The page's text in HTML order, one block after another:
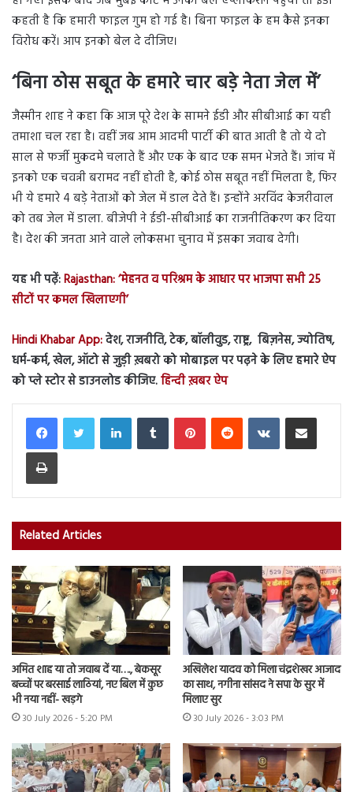
कहती है कि हमारी फाइल गुम हो गई है। बिना फाइल के हम कैसे इनका
विरोध करें। आप इनको बेल दे दीजिए।
‘बिना ठोस सबूत के हमारे चार बड़े नेता जेल में’
जैस्मीन शाह ने कहा कि आज पूरे देश के सामने ईडी और सीबीआई का यही
तमाशा चल रहा है। वहीं जब आम आदमी पार्टी की बात आती है तो ये दो
साल से फर्जी मुकदमे चलाते हैं और एक के बाद एक समन भेजते हैं। जांच में
इनको एक चवन्नी बरामद नहीं होती है, कोई ठोस सबूत नहीं मिलता है, फिर
भी ये हमारे 4 बड़े नेताओं को जेल में डाल देते हैं। इन्होंने अरविंद केजरीवाल
को तब जेल में डाला. बीजेपी ने ईडी-सीबीआई का राजनीतिकरण कर दिया
है। देश की जनता आने वाले लोकसभा चुनाव में इसका जवाब देगी।
यह भी पढ़ें:Rajasthan: ‘मेहनत व परिश्रम के आधार पर भाजपा सभी 25
सीटों पर कमल खिलाएगी’
Hindi Khabar App:देश, राजनीति, टेक, बॉलीवुड, राष्ट्र, बिज़नेस, ज्योतिष,
धर्म-कर्म, खेल, ऑटो से जुड़ी ख़बरो को मोबाइल पर पढ़ने के लिए हमारे ऐप
को प्ले स्टोर से डाउनलोड कीजिए.हिन्दी ख़बर ऐप
LinkedInTumblr PinterestReddit VKontakteShare via Email
Print
Related Articles
अमित शाह या तो जवाब दें या…., बेकसूर
बच्चों पर बरसाई लाठियां, नए बिल में कुछ
भी नया नहीं- खड़गे
30 July 2026 - 5:20 PM
अखिलेश यादव को मिला चंद्रशेखर आजाद
का साथ, नगीना सांसद ने सपा के सुर में
मिलाए सुर
30 July 2026 - 3:03 PM